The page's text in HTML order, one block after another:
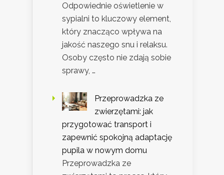
Odpowiednie oświetlenie w
sypialni to kluczowy element,
który znacząco wpływa na
jakość naszego snu i relaksu.
Osoby często nie zdają sobie
sprawy, …
Przeprowadzka ze
zwierzętami: jak
przygotować transport i
zapewnić spokojną adaptację
pupila w nowym domu
Przeprowadzka ze